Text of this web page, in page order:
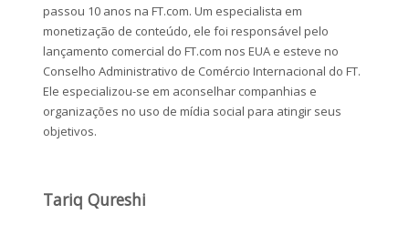
passou 10 anos na FT.com. Um especialista em
monetização de conteúdo, ele foi responsável pelo
lançamento comercial do FT.com nos EUA e esteve no
Conselho Administrativo de Comércio Internacional do FT.
Ele especializou-se em aconselhar companhias e
organizações no uso de mídia social para atingir seus
objetivos.
Tariq Qureshi